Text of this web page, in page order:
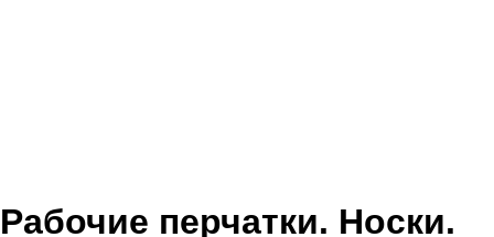
Рабочие перчатки. Носки.